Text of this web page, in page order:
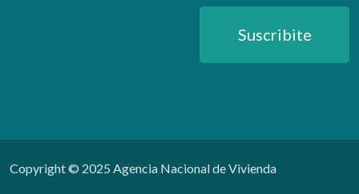
Suscribite
Copyright © 2025 Agencia Nacional de Vivienda